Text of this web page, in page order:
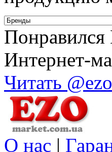
Интернет-
Читать
О нас |